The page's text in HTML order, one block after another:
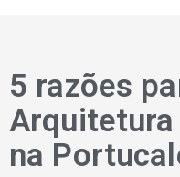
5 razões
na